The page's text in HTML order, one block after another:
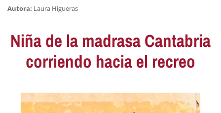
Autora: Laura Higueras
Niña de la madrasa Cantabria
corriendo hacia el recreo